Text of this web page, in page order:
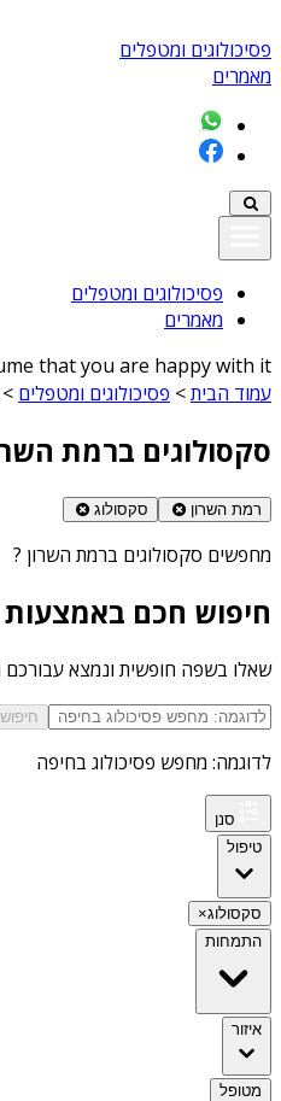
פסיכולוגים ומטפלים
מאמרים
פסיכולוגים ומטפלים
מאמרים
that you are happy with it
עמוד הבית> פסיכולוגים ומטפלים >
סקסולוגים ברמת
רמת השרון סקסולוג
מחפשים סקסולוגים ברמת השרון ?
חיפוש חכם באמצעות AI
שאלו בשפה חופשית ונמצא עבורכם
חיפוש
לדוגמה: מחפש פסיכולוג בחיפה
סנן
טיפול
סקסולוג×
התמחות
איזור
מטופל